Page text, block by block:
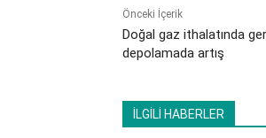
Önceki İçerik
Doğal gaz ithalatında
depolamada artış
İLGİLİ HABERLER